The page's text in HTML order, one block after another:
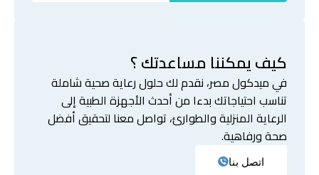
كيف يمكننا مساعدتك ؟
في ميدكول مصر، نقدم لك حلول رعاية صحية شاملة
تناسب احتياجاتك بدءا من أحدث الأجهزة الطبية إلى
الرعاية المنزلية والطوارئ، تواصل معنا لتحقيق أفضل
صحة ورفاهية.
اتصل بنا